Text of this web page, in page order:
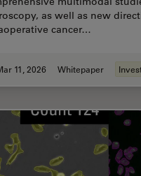
as well as new
cancer…
11, 2026 Whitepaper